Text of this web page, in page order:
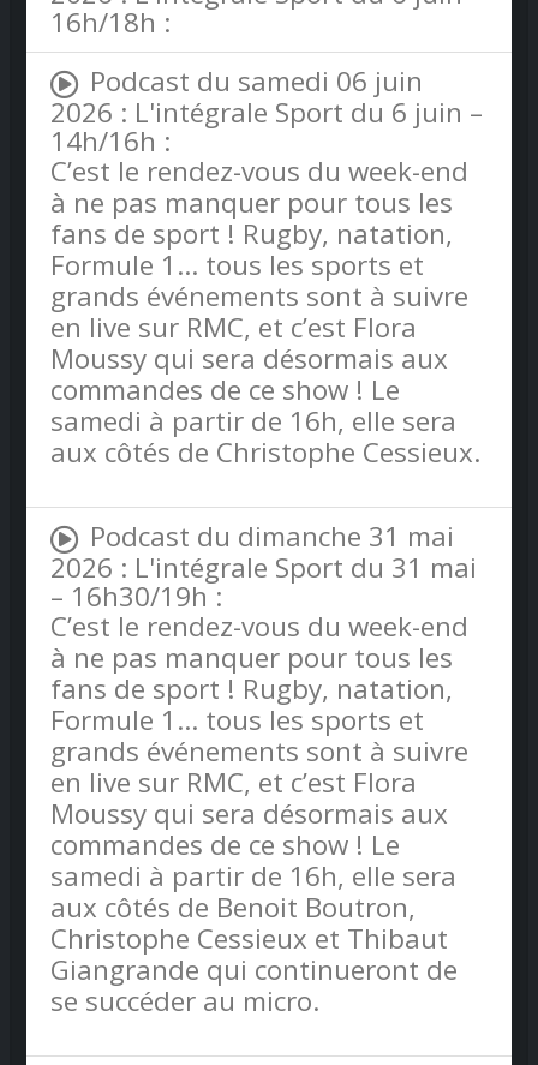
16h/18h :
Podcast du samedi 06 juin
2026 : L'intégrale Sport du 6 juin –
14h/16h :
C’est le rendez-vous du week-end
à ne pas manquer pour tous les
fans de sport ! Rugby, natation,
Formule 1… tous les sports et
grands événements sont à suivre
en live sur RMC, et c’est Flora
Moussy qui sera désormais aux
commandes de ce show ! Le
samedi à partir de 16h, elle sera
aux côtés de Christophe Cessieux.
Podcast du dimanche 31 mai
2026 : L'intégrale Sport du 31 mai
– 16h30/19h :
C’est le rendez-vous du week-end
à ne pas manquer pour tous les
fans de sport ! Rugby, natation,
Formule 1… tous les sports et
grands événements sont à suivre
en live sur RMC, et c’est Flora
Moussy qui sera désormais aux
commandes de ce show ! Le
samedi à partir de 16h, elle sera
aux côtés de Benoit Boutron,
Christophe Cessieux et Thibaut
Giangrande qui continueront de
se succéder au micro.